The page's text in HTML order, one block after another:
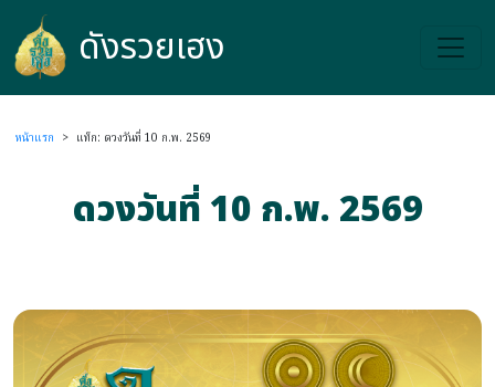
ดังรวยเฮง
ดังรวยเฮง
หน้าแรก > แท็ก: ดวงวันที่ 10 ก.พ. 2569
ดวงวันที่ 10 ก.พ. 2569